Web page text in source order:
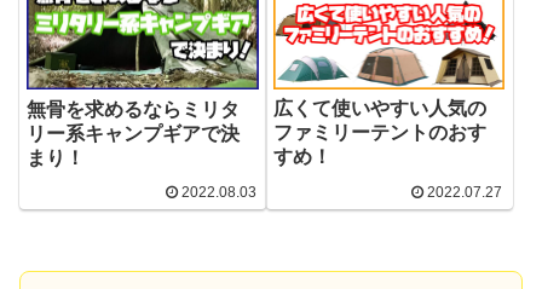
無骨を求めるならミリタ
リー系キャンプギアで決
まり！
2022.08.03
広くて使いやすい人気の
ファミリーテントのおす
すめ！
2022.07.27